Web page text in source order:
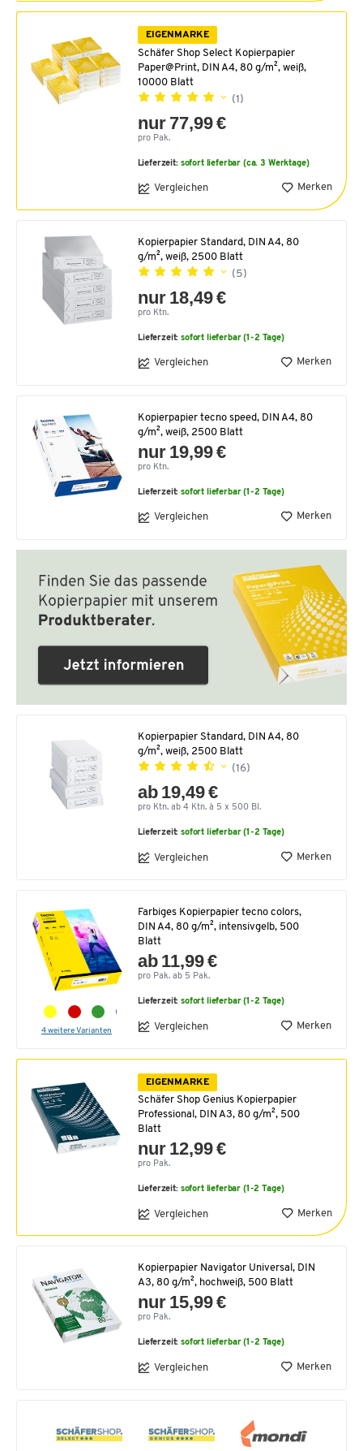
EIGENMARKE
Schäfer Shop Select Kopierpapier
Paper@Print, DIN A4, 80 g/m², weiß,
10000 Blatt
(1)
nur 77,99 €
pro Pak.
Lieferzeit: sofort lieferbar (ca. 3 Werktage)
Vergleichen Merken
Kopierpapier Standard, DIN A4, 80
g/m², weiß, 2500 Blatt
(5)
nur 18,49 €
pro Ktn.
Lieferzeit:sofort lieferbar (1-2 Tage)
Vergleichen Merken
Kopierpapier tecno speed, DIN A4, 80
g/m², weiß, 2500 Blatt
nur 19,99 €
pro Ktn.
Lieferzeit:sofort lieferbar (1-2 Tage)
Vergleichen Merken
Kopierpapier Standard, DIN A4, 80
g/m², weiß, 2500 Blatt
(16)
ab 19,49 €
pro Ktn. ab 4 Ktn. à 5 x 500 Bl.
Lieferzeit:sofort lieferbar (1-2 Tage)
Vergleichen Merken
4 weitere Varianten
Farbiges Kopierpapier tecno colors,
DIN A4, 80 g/m², intensivgelb, 500
Blatt
ab 11,99 €
pro Pak. ab 5 Pak.
Lieferzeit:sofort lieferbar (1-2 Tage)
Vergleichen Merken
EIGENMARKE
Schäfer Shop Genius Kopierpapier
Professional, DIN A3, 80 g/m², 500
Blatt
nur 12,99 €
pro Pak.
Lieferzeit: sofort lieferbar (1-2 Tage)
Vergleichen Merken
Kopierpapier Navigator Universal, DIN
A3, 80 g/m², hochweiß, 500 Blatt
nur 15,99 €
pro Pak.
Lieferzeit:sofort lieferbar (1-2 Tage)
Vergleichen Merken